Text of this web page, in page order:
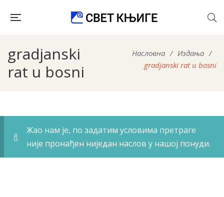
gradjanski
rat u bosni
Насловна / Издања /
gradjanski rat u bosni
Жао нам је, по задатим условима претраге
није пронађен ниједан наслов у нашој понуди.